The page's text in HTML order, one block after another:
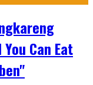
Can Eat